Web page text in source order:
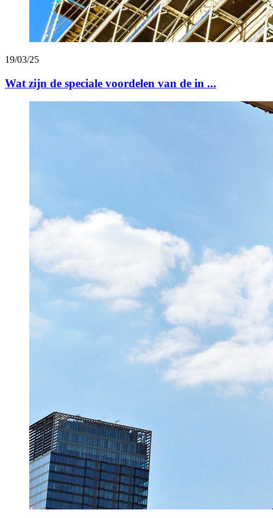
19/03/25
Wat zijn de speciale voordelen van de in ...